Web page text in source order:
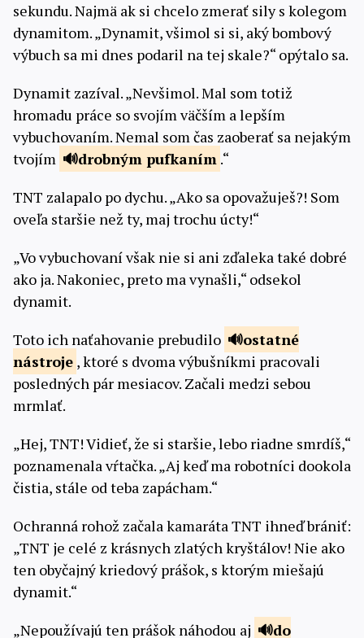
sekundu. Najmä ak si chcelo zmerať sily s kolegom
dynamitom. „Dynamit, všimol si si, aký bombový
výbuch sa mi dnes podaril na tej skale?“ opýtalo sa.
Dynamit zazíval. „Nevšimol. Mal som totiž
hromadu práce so svojím väčším a lepším
vybuchovaním. Nemal som čas zaoberať sa nejakým
tvojím
drobným pufkaním .“
TNT zalapalo po dychu. „Ako sa opovažuješ?! Som
oveľa staršie než ty, maj trochu úcty!“
„Vo vybuchovaní však nie si ani zďaleka také dobré
ako ja. Nakoniec, preto ma vynašli,“ odsekol
dynamit.
Toto ich naťahovanie prebudilo
ostatné
nástroje , ktoré s dvoma výbušníkmi pracovali
posledných pár mesiacov. Začali medzi sebou
mrmlať.
„Hej, TNT! Vidieť, že si staršie, lebo riadne smrdíš,“
poznamenala vŕtačka. „Aj keď ma robotníci dookola
čistia, stále od teba zapácham.“
Ochranná rohož začala kamaráta TNT ihneď brániť:
„TNT je celé z krásnych zlatých kryštálov! Nie ako
ten obyčajný kriedový prášok, s ktorým miešajú
dynamit.“
„Nepoužívajú ten prášok náhodou aj
do